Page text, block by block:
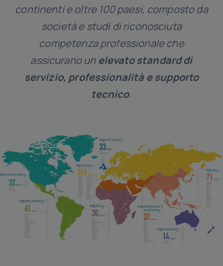
continenti e oltre 100 paesi, composto da
società e studi di riconosciuta
competenza professionale che
assicurano un elevato standard di
servizio, professionalità e supporto
tecnico.